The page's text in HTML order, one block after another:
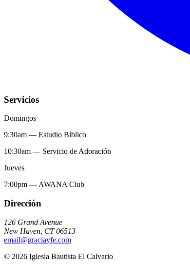
Servicios
Domingos
9:30am — Estudio Bíblico
10:30am — Servicio de Adoración
Jueves
7:00pm — AWANA Club
Dirección
126 Grand Avenue
New Haven CT 06513
email@graciayfe.com
© 2026 Iglesia Bautista El Calvario